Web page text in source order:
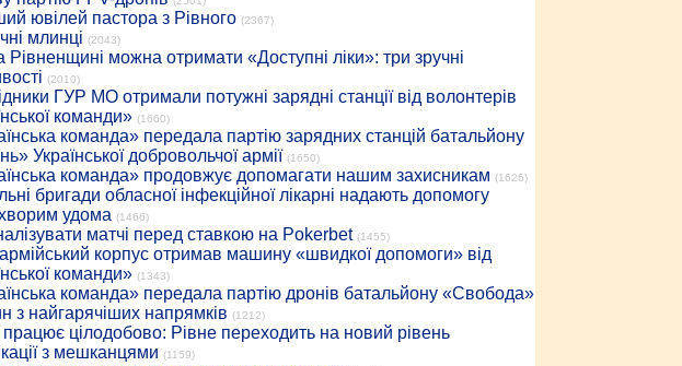
ювілей пастора з Рівного (2367)
млинці (2043)
Рівненщині можна отримати «Доступні ліки»: три зручні
(2010)
ГУР МО отримали потужні зарядні станції від волонтерів
команди» (1660)
команда» передала партію зарядних станцій батальйону
Української добровольчої армії (1650)
команда» продовжує допомагати нашим захисникам (1626)
бригади обласної інфекційної лікарні надають допомогу
удома (1466)
матчі перед ставкою на Pokerbet (1455)
корпус отримав машину «швидкої допомоги» від
команди» (1343)
команда» передала партію дронів батальйону «Свобода»
з найгарячіших напрямків (1212)
працює цілодобово: Рівне переходить на новий рівень
з мешканцями (1159)